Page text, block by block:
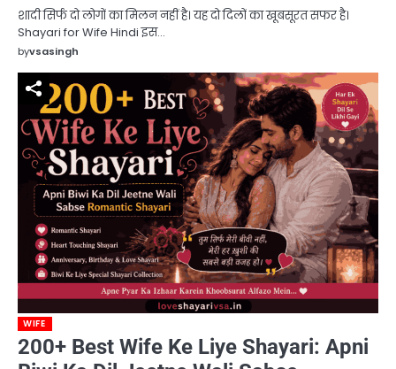
शादी सिर्फ दो लोगों का मिलन नहीं है। यह दो दिलों का खूबसूरत सफर है।
Shayari for Wife Hindi इस…
byvsasingh
WIFE
200+ Best Wife Ke Liye Shayari: Apni